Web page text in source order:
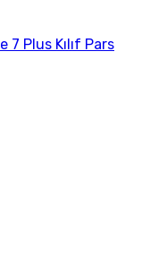
Plus Kılıf Pars